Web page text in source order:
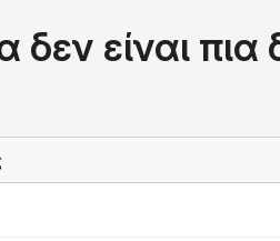
δεν είναι